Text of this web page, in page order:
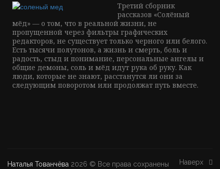
Третий сборник
рассказов «Солёный
мёд» — о том, что в реальной жизни, не
пропущенной через фильтры графических
редакторов, не существует только черного или белого.
Есть тысячи полутонов, а жизнь и смерть, боль и
радость, стыд и понимание, персональные ангелы и
общие демоны, соль и мёд идут рука об руку. Как
люди, которые не знают, расстанутся ли они за
следующим поворотом или продолжат путь вместе.
Наталья Тованчёва 2026 © Все права сохранены Наверх